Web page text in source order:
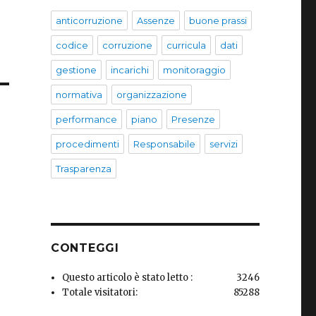
anticorruzione Assenze buone prassi
codice corruzione curricula dati
gestione incarichi monitoraggio
normativa organizzazione
performance piano Presenze
procedimenti Responsabile servizi
Trasparenza
CONTEGGI
3246
Questo articolo è stato letto :
85288
Totale visitatori: